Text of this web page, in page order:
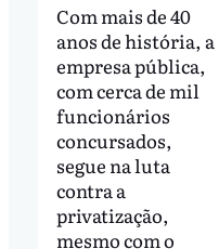
Com mais de 40
anos de história, a
empresa pública,
com cerca de mil
funcionários
concursados,
segue na luta
contra a
privatização,
mesmo com o